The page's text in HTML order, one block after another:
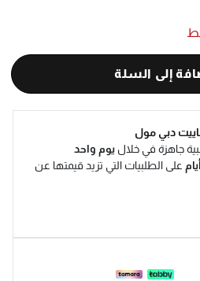
إلى السلة
دبي مول
جاهزة في خلال يوم واحد
على الطلبيات التي تزيد قيمتها عن